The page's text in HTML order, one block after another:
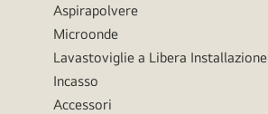
Aspirapolvere
Microonde
Lavastoviglie a Libera Installazione
Incasso
Accessori